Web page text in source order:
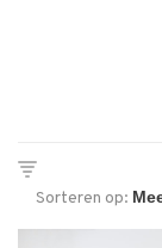
Sorteren op: